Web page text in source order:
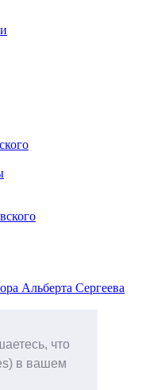
что
в вашем
Альберта Сергеева